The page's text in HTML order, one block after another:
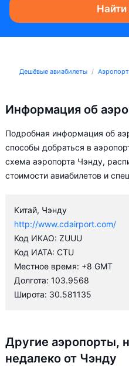
Дешёвые авиабилеты
Информация об
Подробная информация об
способы добраться в
схема аэропорта Чэнду,
стоимости авиабилетов и
Китай, Чэнду
http://www.cdairport.com/
Код ИКАО: ZUUU
Код ИАТА: CTU
Местное время: +8 GMT
Долгота: 103.9568
Широта: 30.581135
Другие аэропорты,
недалеко от Чэнду